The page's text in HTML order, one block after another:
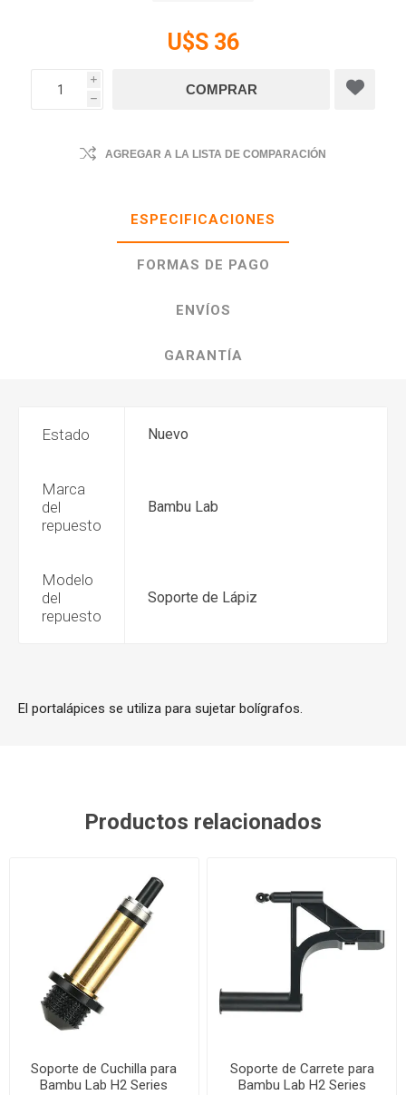
U$S 36
i
h
AGREGAR A LA LISTA DE COMPARACIÓN
ESPECIFICACIONES
FORMAS DE PAGO
ENVÍOS
GARANTÍA
Estado Nuevo
Marca
del
repuesto
Bambu Lab
Modelo
del
repuesto
Soporte de Lápiz
El portalápices se utiliza para sujetar bolígrafos.
Productos relacionados
Soporte de Cuchilla para
Bambu Lab H2 Series
Soporte de Carrete para
Bambu Lab H2 Series